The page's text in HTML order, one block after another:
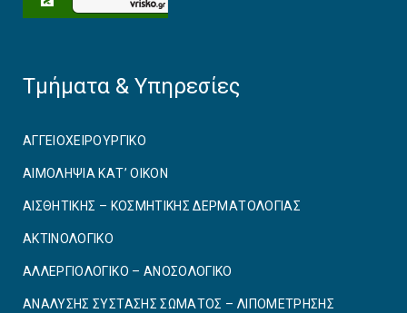
Τμήματα & Υπηρεσίες
ΑΓΓΕΙΟΧΕΙΡΟΥΡΓΙΚO
ΑΙΜΟΛΗΨΙΑ ΚΑΤ’ ΟΙΚΟΝ
ΑΙΣΘΗΤΙΚΗΣ – ΚΟΣΜΗΤΙΚΗΣ ΔΕΡΜΑΤΟΛΟΓΙΑΣ
ΑΚΤΙΝΟΛΟΓΙΚΟ
ΑΛΛΕΡΓΙΟΛΟΓΙΚΟ – ΑΝΟΣΟΛΟΓΙΚΟ
ΑΝΑΛΥΣΗΣ ΣΥΣΤΑΣΗΣ ΣΩΜΑΤΟΣ – ΛΙΠΟΜΕΤΡΗΣΗΣ